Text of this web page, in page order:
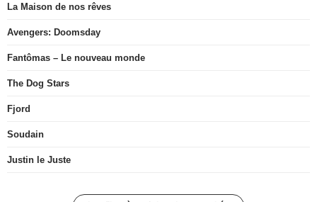
La Maison de nos rêves
Avengers: Doomsday
Fantômas – Le nouveau monde
The Dog Stars
Fjord
Soudain
Justin le Juste